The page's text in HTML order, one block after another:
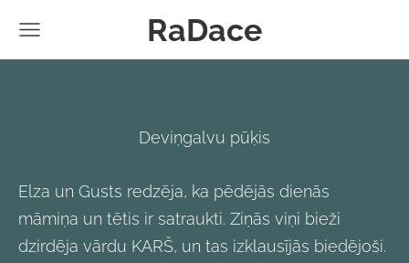
RaDace
Deviņgalvu pūķis
Elza un Gusts redzēja, ka pēdējās dienās
māmiņa un tētis ir satraukti. Ziņās viņi bieži
dzirdēja vārdu KARŠ, un tas izklausījās biedējoši.